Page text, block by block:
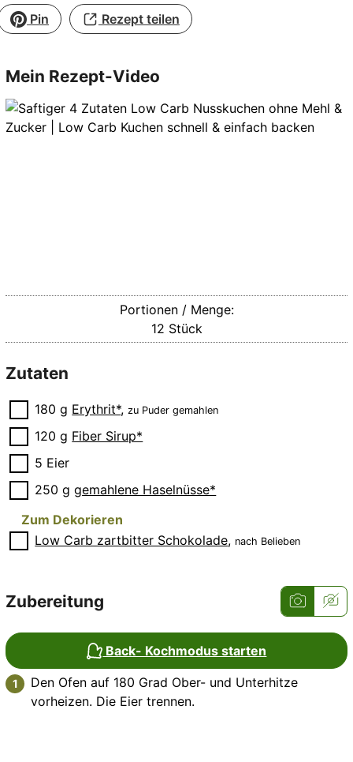
Pin Rezept teilen
Mein Rezept-Video
Portionen / Menge:
12 Stück
Zutaten
▢
180 g Erythrit*, zu Puder gemahlen
▢
120 g Fiber Sirup*
▢
5 Eier
▢
250 g gemahlene Haselnüsse*
Zum Dekorieren
▢Low Carb zartbitter Schokolade, nach Belieben
Zubereitung
Back- Kochmodus starten
Den Ofen auf 180 Grad Ober- und Unterhitze
vorheizen. Die Eier trennen.